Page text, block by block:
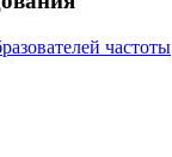
частоты